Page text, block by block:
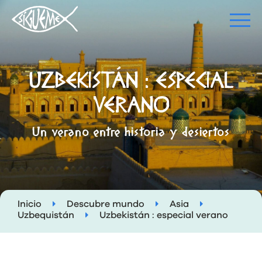
UZBEKISTÁN : ESPECIAL
VERANO
Un verano entre historia y desiertos
Inicio Descubre mundo
Asia
Uzbequistán
Uzbekistán : especial verano